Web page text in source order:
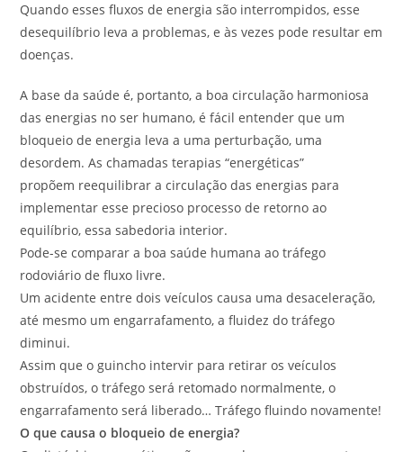
Quando esses fluxos de energia são interrompidos, esse
desequilíbrio leva a problemas, e às vezes pode resultar em
doenças.
A base da saúde é, portanto, a boa circulação harmoniosa
das energias no ser humano, é fácil entender que um
bloqueio de energia leva a uma perturbação, uma
desordem. As chamadas terapias “energéticas”
propõem reequilibrar a circulação das energias para
implementar esse precioso processo de retorno ao
equilíbrio, essa sabedoria interior.
Pode-se comparar a boa saúde humana ao tráfego
rodoviário de fluxo livre.
Um acidente entre dois veículos causa uma desaceleração,
até mesmo um engarrafamento, a fluidez do tráfego
diminui.
Assim que o guincho intervir para retirar os veículos
obstruídos, o tráfego será retomado normalmente, o
engarrafamento será liberado… Tráfego fluindo novamente!
O que causa o bloqueio de energia?